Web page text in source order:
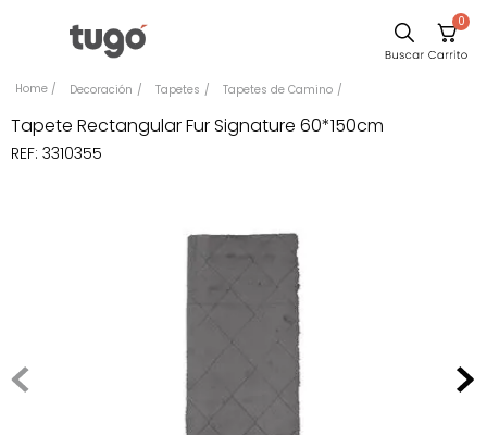
0
Decoración Tapetes Tapetes de Camino
Tapete Rectangular Fur Signature 60*150cm
REF: 3310355
Comedor
Escritorio